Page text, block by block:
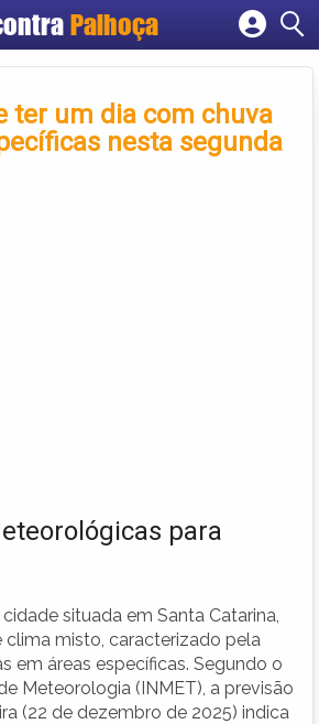
Palhoça
Cadastrar empresa
Criar conta
ter um dia com chuva
nesta segunda
para
situada em Santa Catarina,
clima misto, caracterizado pela
em áreas específicas. Segundo o
Meteorologia (INMET), a previsão
(22 de dezembro de 2025) indica